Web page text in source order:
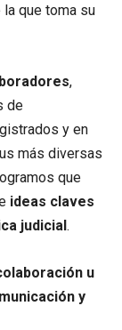
que toma su
,
de
y en
más diversas
que
ideas claves
judicial.
u
y